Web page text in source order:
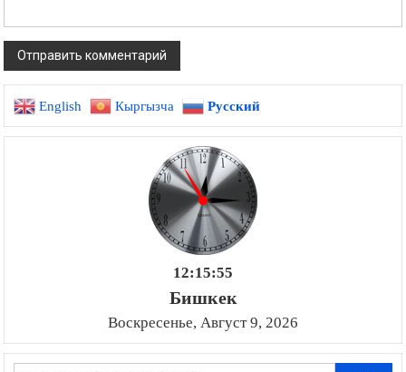
English Кыргызча Русский
12:15:56
Бишкек
Воскресенье, Август 9, 2026